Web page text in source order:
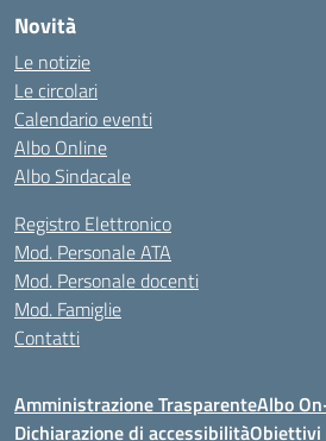
Novità
Le notizie
Le circolari
Calendario eventi
Albo Online
Albo Sindacale
Registro Elettronico
Mod. Personale ATA
Mod. Personale docenti
Mod. Famiglie
Contatti
Amministrazione TrasparenteAlbo
Dichiarazione di accessibilitàObiettivi